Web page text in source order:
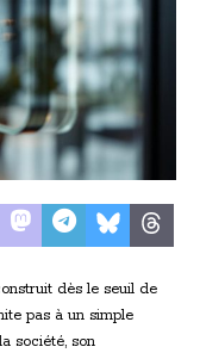
dès le seuil de
pas à un simple
société, son